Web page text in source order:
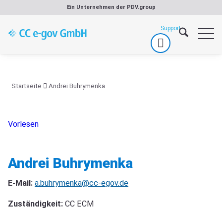
Inhalt
springen
Ein Unternehmen der PDV.group
Startseite Andrei Buhrymenka
Vorlesen
Andrei Buhrymenka
E-Mail: a.buhrymenka@cc-egov.de
Zuständigkeit: CC ECM